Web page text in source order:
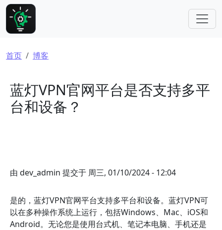
跳转到主要内容
面包屑
首页 博客
蓝灯VPN官网平台是否支持多平
台和设备？
由 dev_admin 提交于 周三, 01/10/2024 - 12:04
是的，蓝灯VPN官网平台支持多平台和设备。蓝灯VPN可
以在多种操作系统上运行，包括Windows、Mac、iOS和
Android。无论您是使用台式机、笔记本电脑、手机还是